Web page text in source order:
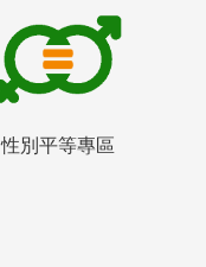
性別平等專區